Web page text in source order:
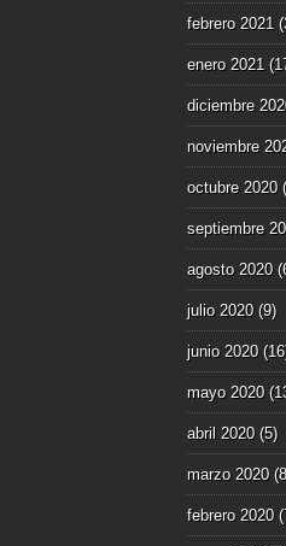
febrero 2021
enero 2021
diciembre
noviembre
octubre 2020
septiembre
agosto 2020
julio 2020(9)
junio 2020
mayo 2020
abril 2020(5)
marzo 2020
febrero 2020